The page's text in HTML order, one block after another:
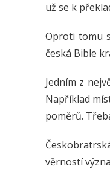
už se k
Oproti tomu
česká Bible
Jedním z
Například
poměrů.
věrností